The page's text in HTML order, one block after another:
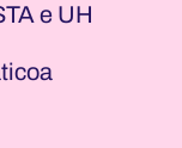
e UH